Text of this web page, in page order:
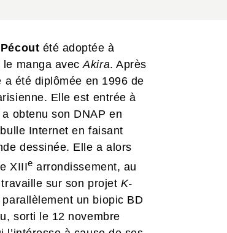
été adoptée à
le manga avecAkira. Après
été diplômée en 1996 de
Elle est entrée à
a obtenu son DNAP en
Internet en faisant
dessinée. Elle a alors
XIIIe arrondissement, au
sur son projet K-
un biopic BD
sorti le 12 novembre